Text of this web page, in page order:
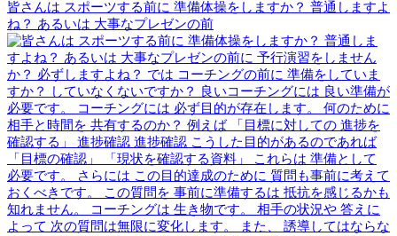
皆さんは スポーツする前に 準備体操をしますか？ 普通しますよ
ね？ あるいは 大事なプレゼンの前